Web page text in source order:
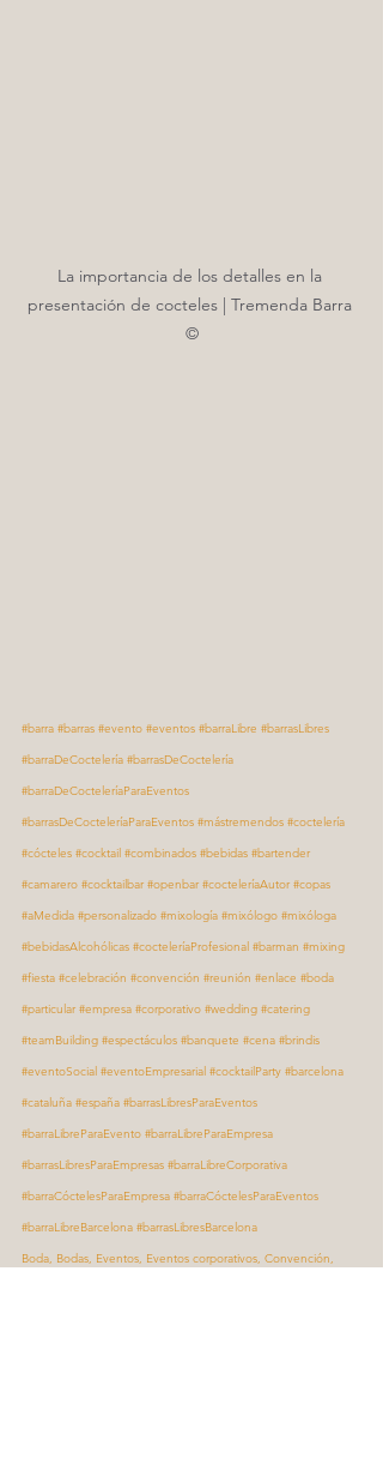
La importancia de los detalles en la
presentación de cocteles | Tremenda Barra
©
#barra #barras #evento #eventos #barraLibre #barrasLibres
#barraDeCoctelería #barrasDeCoctelería
#barraDeCocteleríaParaEventos
#barrasDeCocteleríaParaEventos #mástremendos #coctelería
#cócteles #cocktail #combinados #bebidas #bartender
#camarero #cocktailbar #openbar #cocteleríaAutor #copas
#aMedida #personalizado #mixología #mixólogo #mixóloga
#bebidasAlcohólicas #cocteleríaProfesional #barman #mixing
#fiesta #celebración #convención #reunión #enlace #boda
#particular #empresa #corporativo #wedding #catering
#teamBuilding #espectáculos #banquete #cena #brindis
#eventoSocial #eventoEmpresarial #cocktailParty #barcelona
#cataluña #españa #barrasLibresParaEventos
#barraLibreParaEvento #barraLibreParaEmpresa
#barrasLibresParaEmpresas #barraLibreCorporativa
#barraCóctelesParaEmpresa #barraCóctelesParaEventos
#barraLibreBarcelona #barrasLibresBarcelona
Boda, Bodas, Eventos, Eventos corporativos, Convención,